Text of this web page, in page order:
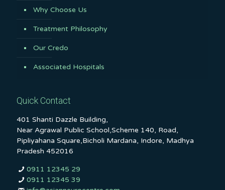
Why Choose Us
Treatment Philosophy
Our Credo
Associated Hospitals
Quick Contact
401 Shanti Dazzle Building,
Near Agrawal Public School,Scheme 140, Road,
Pipliyahana Square,Bicholi Mardana, Indore, Madhya
Pradesh 452016
0911 12345 29
0911 12345 39